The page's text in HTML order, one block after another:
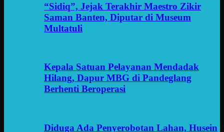
“Sidiq”, Jejak Terakhir Maestro Zikir
Saman Banten, Diputar di Museum
Multatuli
Kepala Satuan Pelayanan Mendadak
Hilang, Dapur MBG di Pandeglang
Berhenti Beroperasi
Diduga Ada Penyerobotan Lahan, Husein